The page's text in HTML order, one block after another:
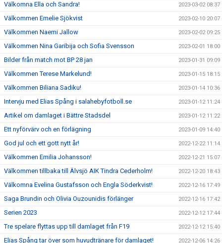
Välkomna Ella och Sandra! 2023-03-02 08:37
Välkommen Emelie Sjökvist 2023-02-10 20:07
Välkommen Naemi Jallow 2023-02-02 09:25
Välkommen Nina Garibija och Sofia Svensson 2023-02-01 18:00
Bilder från match mot BP 28 jan 2023-01-31 09:09
Välkommen Terese Markelund! 2023-01-15 18:15
Välkommen Biliana Sadiku! 2023-01-14 10:36
Intervju med Elias Spång i salahebyfotboll.se 2023-01-12 11:24
Artikel om damlaget i Bättre Stadsdel 2023-01-12 11:22
Ett nyförvärv och en förlägning 2023-01-09 14:40
God jul och ett gott nytt år! 2022-12-22 11:14
Välkommen Emilia Johansson! 2022-12-21 15:07
Välkommen tillbaka till Älvsjö AIK Tindra Cederholm! 2022-12-20 18:43
Välkomna Evelina Gustafsson och Engla Söderkvist! 2022-12-16 17:49
Saga Brundin och Olivia Ouzounidis förlänger 2022-12-16 17:42
Serien 2023 2022-12-12 17:44
Tre spelare flyttas upp till damlaget från F19 2022-12-12 15:40
Elias Spång tar över som huvudtränare för damlaget! 2022-12-06 14:26